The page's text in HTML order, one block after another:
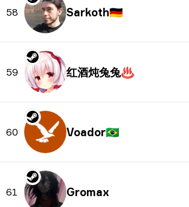
58 Sarkoth🇩🇪
59 红酒炖兔兔♨
60 Voador🇧🇷
61 Gromax